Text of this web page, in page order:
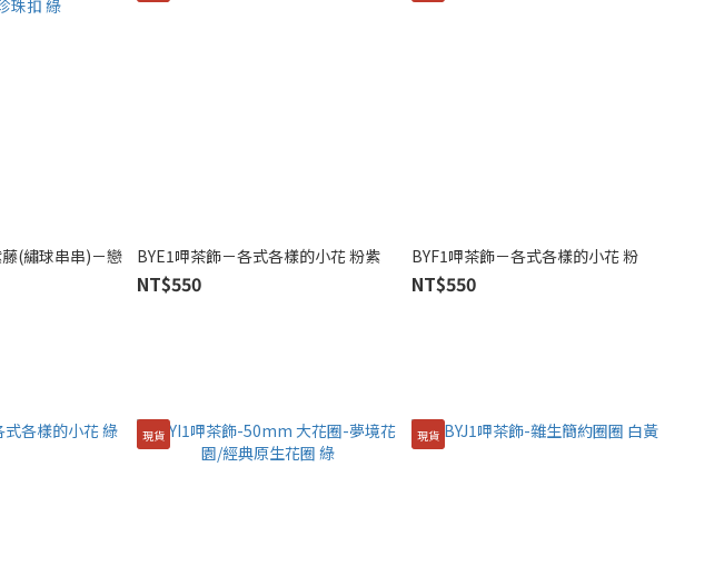
(繡球串串)－戀
BYE1呷茶飾－各式各樣的小花 粉紫
NT$550
BYF1呷茶飾－各式各樣的小花 粉
NT$550
現貨 現貨